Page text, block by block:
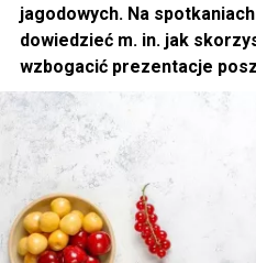
jagodowych. Na
dowiedzieć m. in. jak
wzbogacić prezentacje